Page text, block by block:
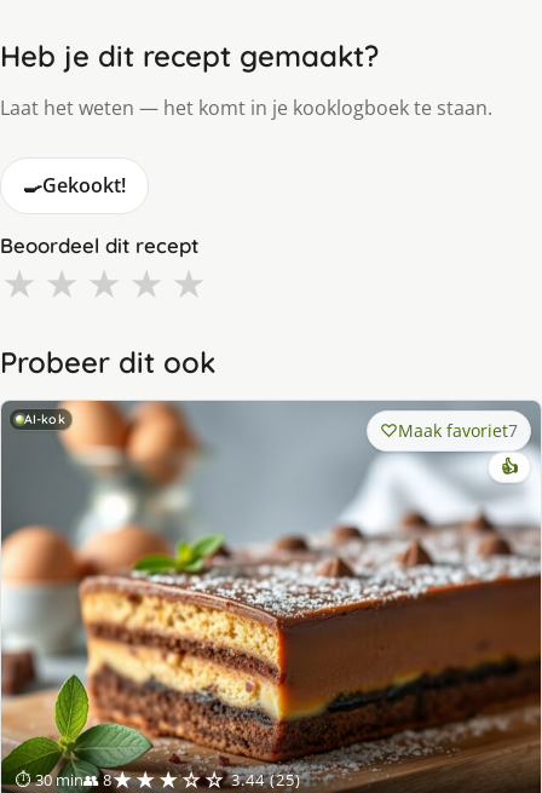
Heb je dit recept gemaakt?
Laat het weten — het komt in je kooklogboek te staan.
🍳Gekookt!
Beoordeel dit recept
★ ★ ★ ★ ★
Probeer dit ook
AI-kok
⏱ 30 min👥 8★★★☆☆ 3.44 (25)
Maak favoriet7
👍